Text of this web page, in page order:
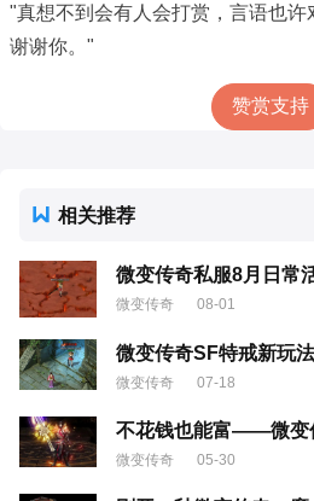
"真想不到会有人会打赏，言语也
谢谢你。"
赞赏支持
相关推荐
微变传奇私服8月日常
微变传奇 08-01
微变传奇SF特戒新玩
微变传奇 07-18
不花钱也能富——微变
微变传奇 05-30